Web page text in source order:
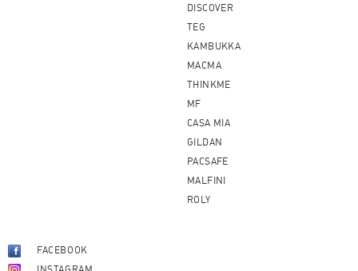
DISCOVER
TEG
KAMBUKKA
MACMA
THINKME
MF
CASA MIA
GILDAN
PACSAFE
MALFINI
ROLY
FACEBOOK